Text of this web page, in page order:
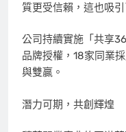
質更受信賴，這也吸
公司持續實施「共享
品牌授權，18家同業
與雙贏。
潛力可期，共創輝煌